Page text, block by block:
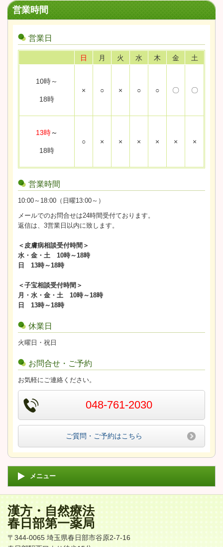
営業時間
営業日
日 月 火 水 木 金 土
10時～
18時
× ○ × ○ ○ 〇 〇
13時～
18時
○ × × × × × ×
営業時間
10:00～18:00（日曜13:00～）
メールでのお問合せは24時間受付ております。
返信は、3営業日以内に致します。
＜皮膚病相談受付時間＞
水・金・土 10時～18時
日 13時～18時
＜子宝相談受付時間＞
月・水・金・土 10時～18時
日 13時～18時
休業日
火曜日・祝日
お問合せ・ご予約
お気軽にご連絡ください。
048-761-2030
ご質問・ご予約はこちら
メニュー
漢方・自然療法
春日部第一薬局
〒344-0065 埼玉県春日部市谷原2-7-16